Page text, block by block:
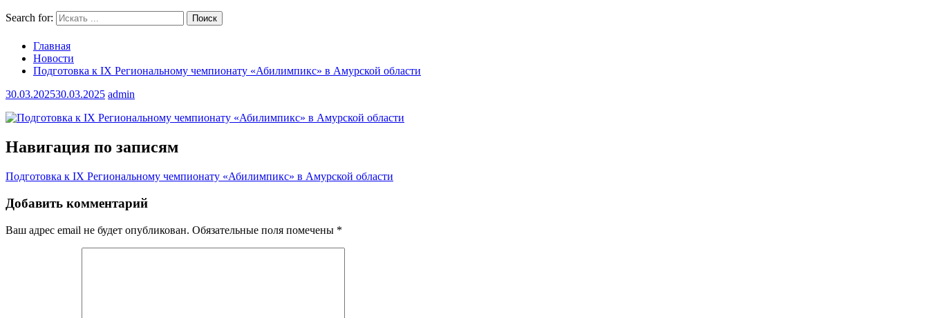
Search for:
Главная
Новости
Подготовка к IX Региональному чемпионату «Абилимпикс» в Амурской области
30.03.202530.03.2025 admin
Навигация по записям
Подготовка к IX Региональному чемпионату «Абилимпикс» в Амурской области
Добавить комментарий
Ваш адрес email не будет опубликован. Обязательные поля помечены *